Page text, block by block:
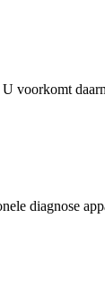
voorkomt
diagnose